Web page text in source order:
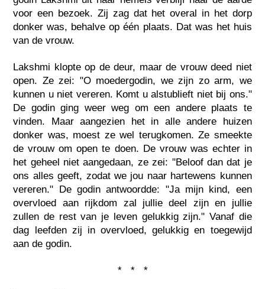
voor een bezoek. Zij zag dat het overal in het dorp
donker was, behalve op één plaats. Dat was het huis
van de vrouw.
Lakshmi klopte op de deur, maar de vrouw deed niet
open. Ze zei: "O moedergodin, we zijn zo arm, we
kunnen u niet vereren. Komt u alstublieft niet bij ons."
De godin ging weer weg om een andere plaats te
vinden. Maar aangezien het in alle andere huizen
donker was, moest ze wel terugkomen. Ze smeekte
de vrouw om open te doen. De vrouw was echter in
het geheel niet aangedaan, ze zei: "Beloof dan dat je
ons alles geeft, zodat we jou naar hartewens kunnen
vereren." De godin antwoordde: "Ja mijn kind, een
overvloed aan rijkdom zal jullie deel zijn en jullie
zullen de rest van je leven gelukkig zijn." Vanaf die
dag leefden zij in overvloed, gelukkig en toegewijd
aan de godin.
* * *